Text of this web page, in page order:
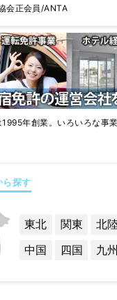
会正会員/ANTA
年創業。いろいろな事
ら探す
東北 関東 北陸
中国
四国 九州